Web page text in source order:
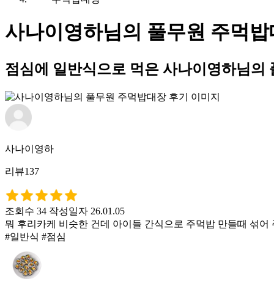
사나이영하님의 풀무원 주먹
점심에 일반식으로 먹은 사나이영하님
사나이영하
리뷰137
조회수 34 작성일자 26.01.05
뭐 후리카케 비슷한 건데 아이들 간식으로 주먹밥 만들때 섞
#일반식 #점심